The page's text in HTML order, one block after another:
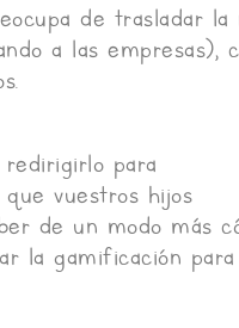
de trasladar la
a las empresas),
para
vuestros hijos
de un modo más
la gamificación